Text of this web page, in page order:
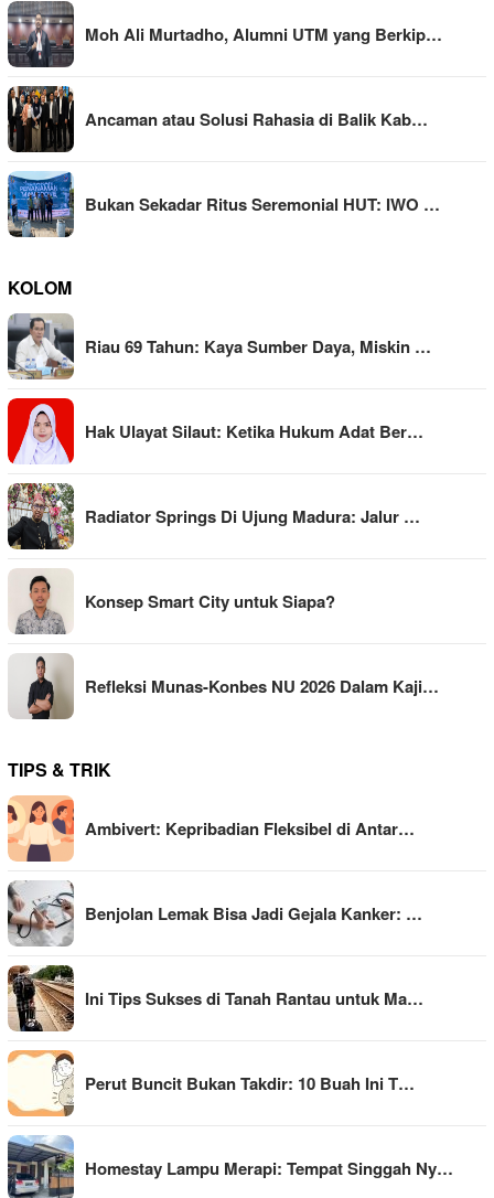
Moh Ali Murtadho, Alumni UTM yang Berkip…
Ancaman atau Solusi Rahasia di Balik Kab…
Bukan Sekadar Ritus Seremonial HUT: IWO …
KOLOM
Riau 69 Tahun: Kaya Sumber Daya, Miskin …
Hak Ulayat Silaut: Ketika Hukum Adat Ber…
Radiator Springs Di Ujung Madura: Jalur …
Konsep Smart City untuk Siapa?
Refleksi Munas-Konbes NU 2026 Dalam Kaji…
TIPS & TRIK
Ambivert: Kepribadian Fleksibel di Antar…
Benjolan Lemak Bisa Jadi Gejala Kanker: …
Ini Tips Sukses di Tanah Rantau untuk Ma…
Perut Buncit Bukan Takdir: 10 Buah Ini T…
Homestay Lampu Merapi: Tempat Singgah Ny…